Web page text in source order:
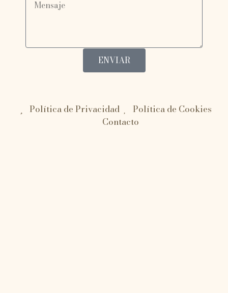
ENVIAR
Política de Privacidad
Política de Cookies
Contacto